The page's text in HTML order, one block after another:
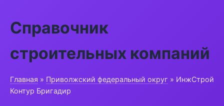
Справочник
строительных компаний
Главная » Приволжский федеральный округ » ИнжСтрой
Контур Бригадир